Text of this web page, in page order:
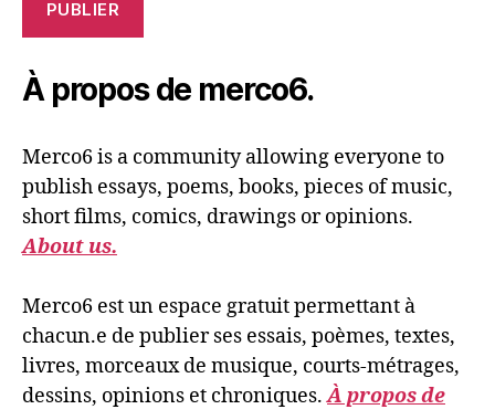
PUBLIER
À propos de merco6.
Merco6 is a community allowing everyone to
publish essays, poems, books, pieces of music,
short films, comics, drawings or opinions.
About us.
Merco6 est un espace gratuit permettant à
chacun.e de publier ses essais, poèmes, textes,
livres, morceaux de musique, courts-métrages,
dessins, opinions et chroniques.À propos de